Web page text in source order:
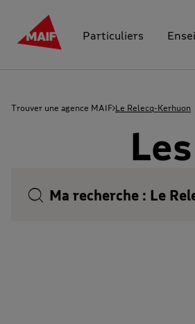
Particuliers
Trouver une agence MAIF Le Relecq-Kerhuon
Ma recherche : Le